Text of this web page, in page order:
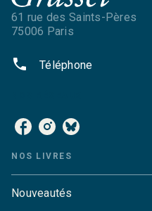
61 rue des Saints-Pères
75006 Paris
phone Téléphone
NOS LIVRES
Nouveautés